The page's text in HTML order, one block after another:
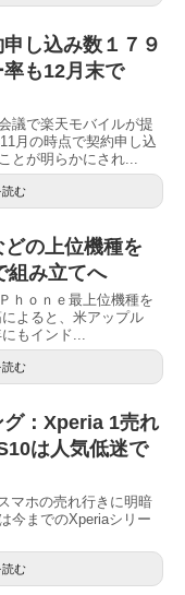
し込み数１７９
も12月末で
議で楽天モバイルが提
月の時点で契約申し込
とが明らかにされ...
む
の上位機種を
組み立てへ
ｏｎｅ最上位機種を
よると、米アップル
もインド...
む
グ：Xperia 1売れ
は人気低迷で
マホの売れ行きに明暗
今までのXperiaシリー
む